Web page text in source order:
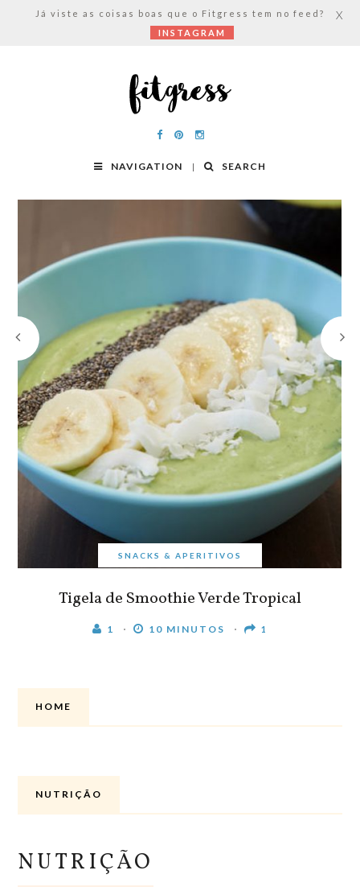
NAVIGATION SEARCH
SNACKS & APERITIVOS
Tigela de Smoothie Verde Tropical
1 10 MINUTOS 1
HOME
NUTRIÇÃO
NUTRIÇÃO
Já viste as coisas boas que o Fitgress tem no feed?
INSTAGRAM
X